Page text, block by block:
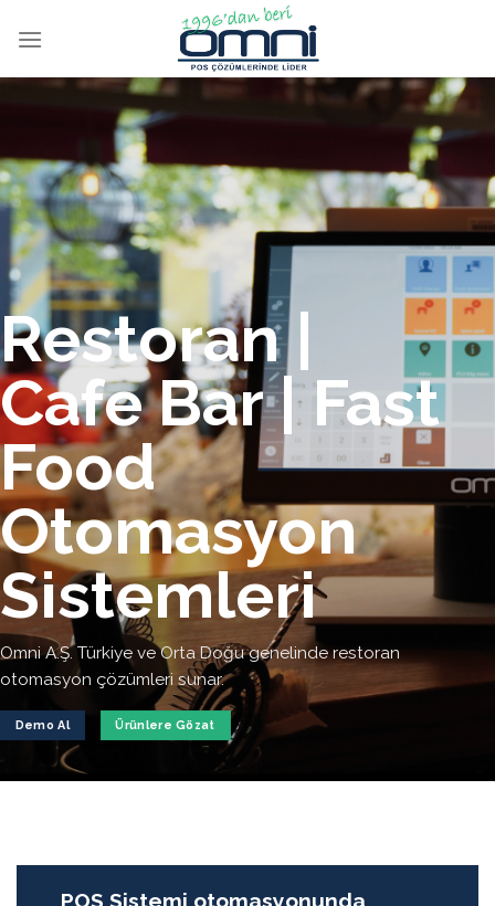
Restoran |
Cafe Bar | Fast
Food
Otomasyon
Sistemleri
Omni A.Ş. Türkiye ve Orta Doğu genelinde restoran
otomasyon çözümleri sunar.
Demo Al Ürünlere Gözat
POS Sistemi otomasyonunda